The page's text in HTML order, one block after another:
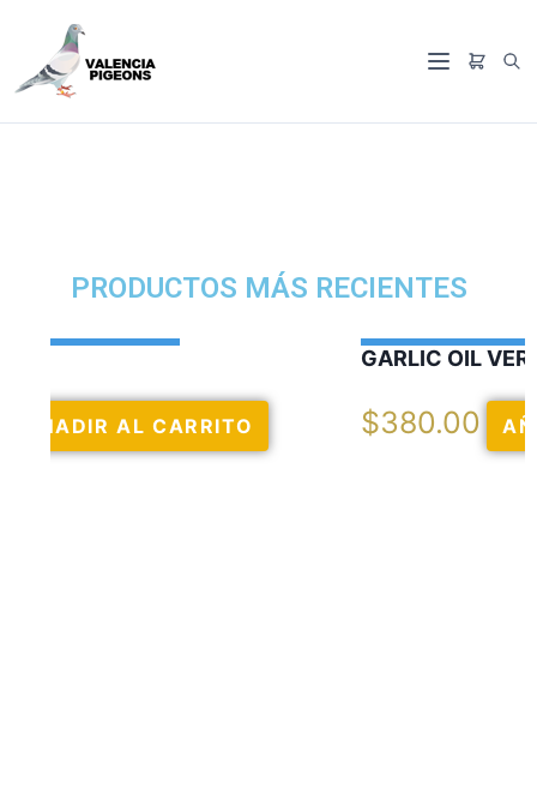
PRODUCTOS MÁS RECIENTES
$380.00 AÑADIR AL CARRITO